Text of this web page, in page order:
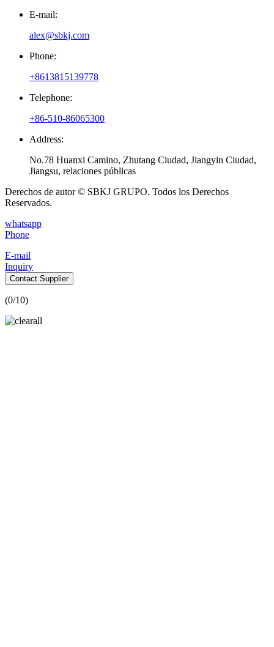
E-mail:
alex@sbkj.com
Phone:
+8613815139778
Telephone:
+86-510-86065300
Address:
No.78 Huanxi Camino, Zhutang Ciudad, Jiangyin Ciudad,
Jiangsu, relaciones públicas
Derechos de autor © SBKJ GRUPO. Todos los Derechos
Reservados.
whatsapp
Phone
E-mail
Inquiry
Contact Supplier
(0/10)